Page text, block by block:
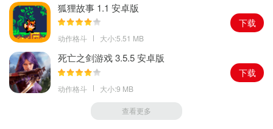
狐狸故事 1.1 安卓版
动作格斗 大小:5.51 MB
下载
死亡之剑游戏 3.5.5 安卓版
动作格斗 大小:9 MB
下载
查看更多